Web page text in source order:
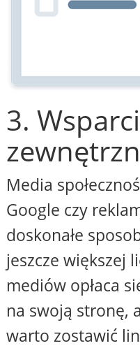
3.
Media
Google czy
doskonałe
jeszcze większej
mediów opłaca
na swoją stronę,
warto zostawić